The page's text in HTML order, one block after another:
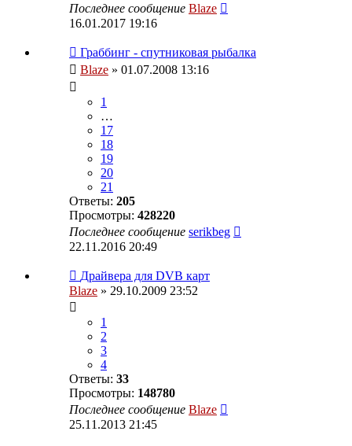
Последнее сообщение Blaze
16.01.2017 19:16
Граббинг - спутниковая рыбалка
Blaze » 01.07.2008 13:16
1
…
17
18
19
20
21
Ответы: 205
Просмотры: 428220
Последнее сообщение serikbeg
22.11.2016 20:49
Драйвера для DVB карт
Blaze » 29.10.2009 23:52
1
2
3
4
Ответы: 33
Просмотры: 148780
Последнее сообщение Blaze
25.11.2013 21:45